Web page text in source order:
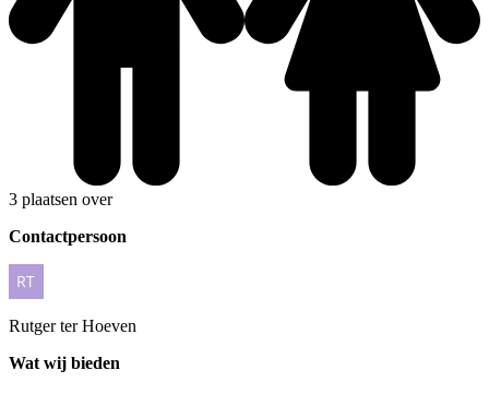
3 plaatsen over
Contactpersoon
Rutger ter Hoeven
Wat wij bieden